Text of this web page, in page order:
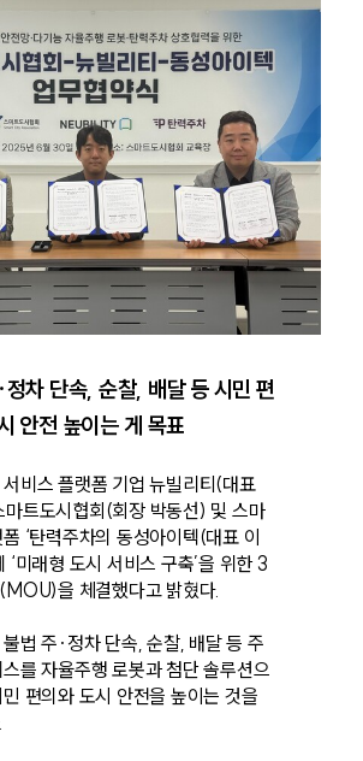
정차 단속, 순찰, 배달 등 시민 편
안전 높이는 게 목표
비스 플랫폼 기업 뉴빌리티(대표
마트도시협회(회장 박동선) 및 스마
‘탄력주차의 동성아이텍(대표 이
‘미래형 도시 서비스 구축’을 위한 3
을 체결했다고 밝혔다.
법 주·정차 단속, 순찰, 배달 등 주
를 자율주행 로봇과 첨단 솔루션으
편의와 도시 안전을 높이는 것을